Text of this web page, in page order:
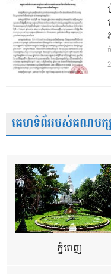
គេហទំព័ររបស់គណបក្សត
ភ្នំពេញ